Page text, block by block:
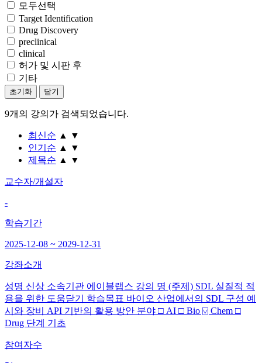
모두선택
Target Identification
Drug Discovery
preclinical
clinical
허가 및 시판 후
기타
초기화 닫기
9개 의 강의가 검색되었습니다.
최신순 ▲
▼
인기순 ▲
▼
제목순 ▲ ▼
교수자/개설자
-
학습기간
2025-12-08 ~ 2029-12-31
강좌소개
성명 신상 소속기관 에이블랩스 강의 명 (주제) SDL 실질적 적
용을 위한 도움닫기 학습목표 바이오 산업에서의 SDL 구성 예
시와 장비 API 기반의 활용 방안 분야 □ AI □ Bio ⍌ Chem □
Drug 단계 기초
참여자수